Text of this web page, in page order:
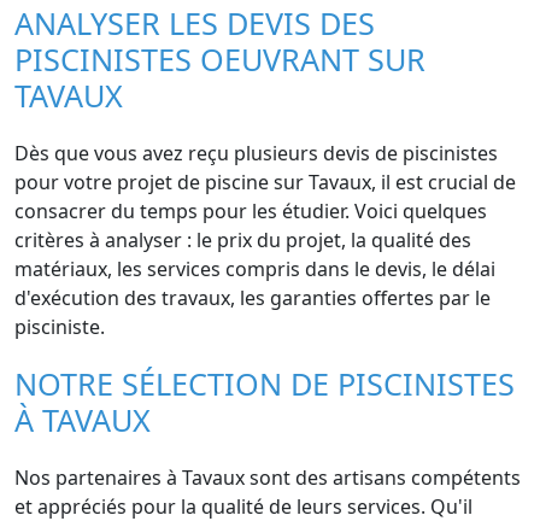
ANALYSER LES DEVIS DES
PISCINISTES OEUVRANT SUR
TAVAUX
Dès que vous avez reçu plusieurs devis de piscinistes
pour votre projet de piscine sur Tavaux, il est crucial de
consacrer du temps pour les étudier. Voici quelques
critères à analyser : le prix du projet, la qualité des
matériaux, les services compris dans le devis, le délai
d'exécution des travaux, les garanties offertes par le
pisciniste.
NOTRE SÉLECTION DE PISCINISTES
À TAVAUX
Nos partenaires à Tavaux sont des artisans compétents
et appréciés pour la qualité de leurs services. Qu'il